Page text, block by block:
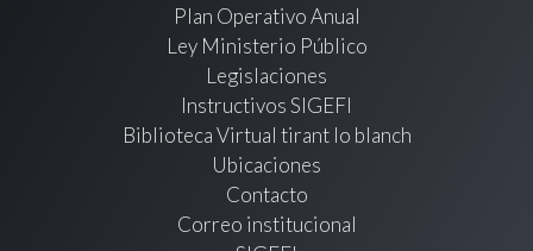
Plan Operativo Anual
Ley Ministerio Público
Legislaciones
Instructivos SIGEFI
Biblioteca Virtual tirant lo blanch
Ubicaciones
Contacto
Correo institucional